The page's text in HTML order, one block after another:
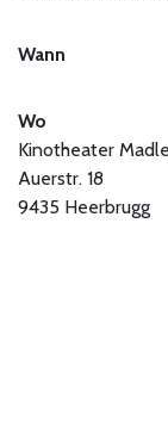
Wann
Wo
Kinotheater
Auerstr. 18
9435 Heerbrugg